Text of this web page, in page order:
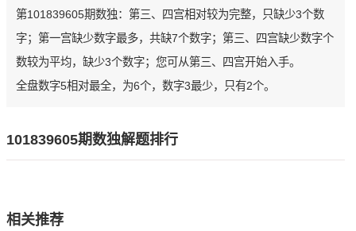
第101839605期数独：第三、四宫相对较为完整，只缺少3个数
字；第一宫缺少数字最多，共缺7个数字；第三、四宫缺少数字个
数较为平均，缺少3个数字；您可从第三、四宫开始入手。
全盘数字5相对最全，为6个，数字3最少，只有2个。
101839605期数独解题排行
相关推荐